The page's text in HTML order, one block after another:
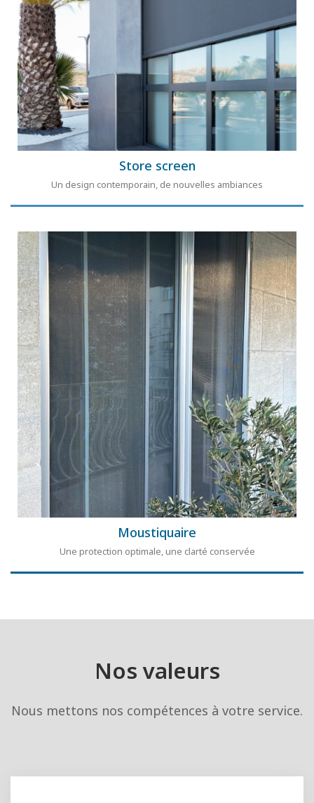
Store screen
Un design contemporain, de nouvelles ambiances
Moustiquaire
Une protection optimale, une clarté conservée
Nos valeurs
Nous mettons nos compétences à votre service.